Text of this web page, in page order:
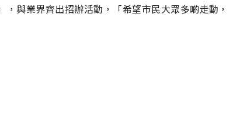
與業界齊出招辦活動，「希望市民大眾多啲走動，